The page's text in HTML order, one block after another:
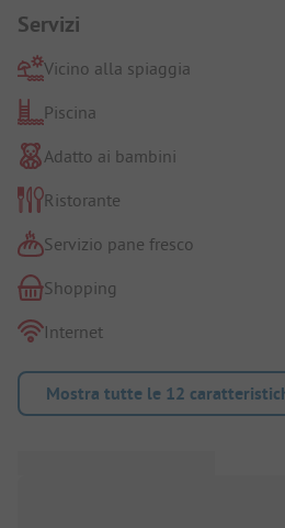
Servizi
Vicino alla spiaggia
Piscina
Adatto ai bambini
Ristorante
Servizio pane fresco
Shopping
Internet
Mostra tutte le 12